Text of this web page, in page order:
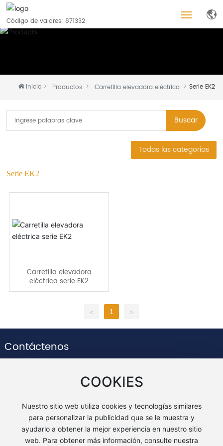
Código de valores: 871332
Productos
Blog
Empleos
Contacto
Inicio Productos Carretilla elevadora eléctrica Serie EK2
Buscar
Todas las categorias
Serie EK2
Carretilla elevadora
eléctrica serie EK2
< 1 >
Contáctenos
service@vmaxchina.com
de Binhu, Avenida Huizhou, Comunidad del siglo Binhu,
Distrito de Baohe, Ciudad de Hefei, Provincia de Anhui
COOKIES
Nuestro sitio web utiliza cookies y tecnologías similares
para personalizar la publicidad que se le muestra y
ayudarlo a obtener la mejor experiencia en nuestro sitio
web. Para obtener más información, consulte nuestra